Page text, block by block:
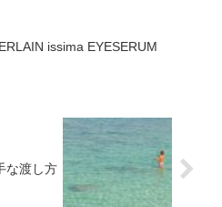
issima EYESERUM
な渡し方